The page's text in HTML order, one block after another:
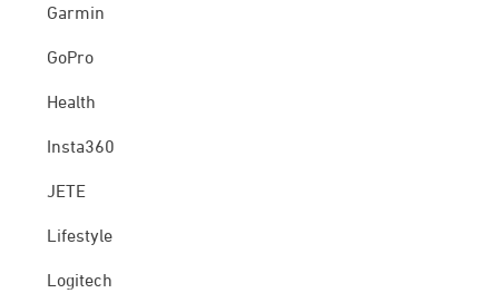
Garmin
GoPro
Health
Insta360
JETE
Lifestyle
Logitech